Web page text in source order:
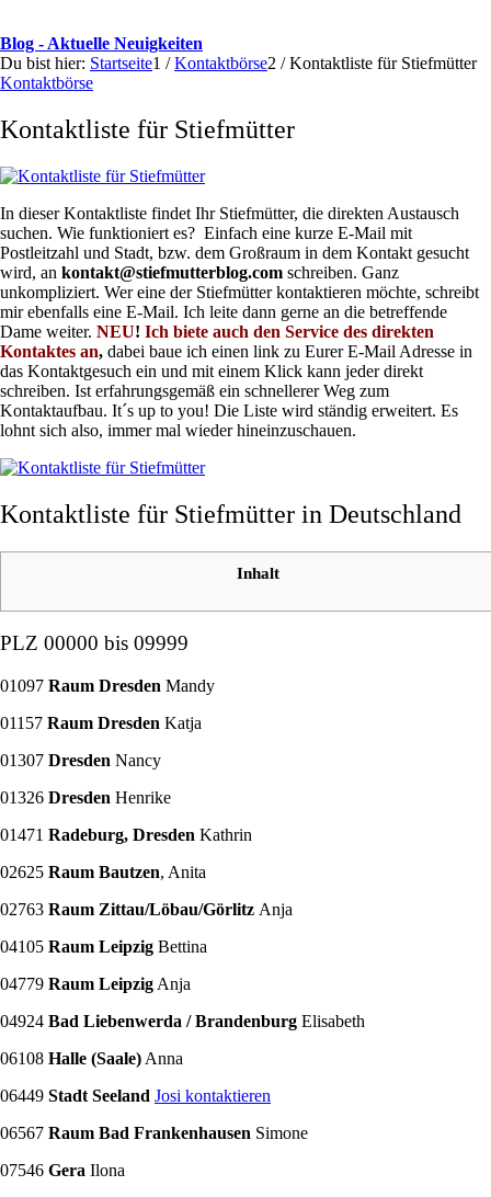
Blog - Aktuelle Neuigkeiten
Du bist hier: Startseite1 / Kontaktbörse2 / Kontaktliste für Stiefmütter
Kontaktbörse
Kontaktliste für Stiefmütter
In dieser Kontaktliste findet Ihr Stiefmütter, die direkten Austausch
suchen. Wie funktioniert es? Einfach eine kurze E-Mail mit
Postleitzahl und Stadt, bzw. dem Großraum in dem Kontakt gesucht
wird, an kontakt@stiefmutterblog.com schreiben. Ganz
unkompliziert. Wer eine der Stiefmütter kontaktieren möchte, schreibt
mir ebenfalls eine E-Mail. Ich leite dann gerne an die betreffende
Dame weiter. NEU! Ich biete auch den Service des direkten
Kontaktes an, dabei baue ich einen link zu Eurer E-Mail Adresse in
das Kontaktgesuch ein und mit einem Klick kann jeder direkt
schreiben. Ist erfahrungsgemäß ein schnellerer Weg zum
Kontaktaufbau. It´s up to you! Die Liste wird ständig erweitert. Es
lohnt sich also, immer mal wieder hineinzuschauen.
Kontaktliste für Stiefmütter in Deutschland
Inhalt
PLZ 00000 bis 09999
01097 Raum Dresden Mandy
01157 Raum Dresden Katja
01307 Dresden Nancy
01326 Dresden Henrike
01471 Radeburg, Dresden Kathrin
02625 Raum Bautzen, Anita
02763 Raum Zittau/Löbau/Görlitz Anja
04105 Raum Leipzig Bettina
04779 Raum Leipzig Anja
04924 Bad Liebenwerda / Brandenburg Elisabeth
06108 Halle (Saale) Anna
06449 Stadt Seeland Josi kontaktieren
06567 Raum Bad Frankenhausen Simone
07546 Gera Ilona